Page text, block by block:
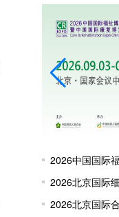
2026中国国际
会
2026北京国际
2026北京国际